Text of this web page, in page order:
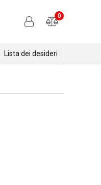
0
Lista dei desideri